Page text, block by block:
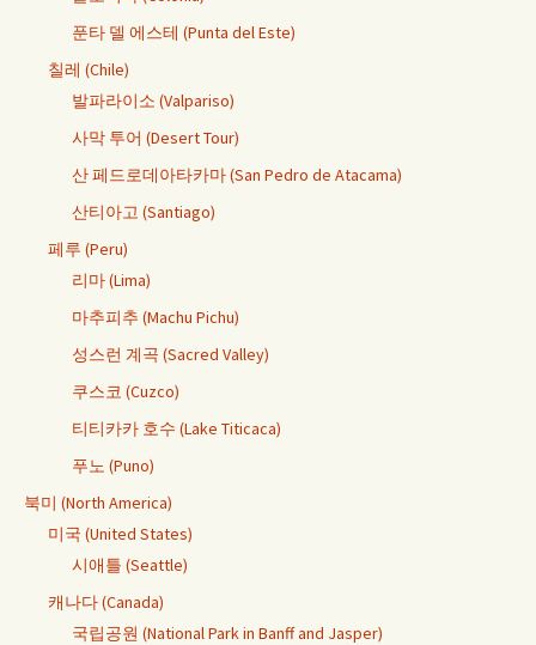
푼타 델 에스테 (Punta del Este)
칠레 (Chile)
발파라이소 (Valpariso)
사막 투어 (Desert Tour)
산 페드로데아타카마 (San Pedro de Atacama)
산티아고 (Santiago)
페루 (Peru)
리마 (Lima)
마추피추 (Machu Pichu)
성스런 계곡 (Sacred Valley)
쿠스코 (Cuzco)
티티카카 호수 (Lake Titicaca)
푸노 (Puno)
북미 (North America)
미국 (United States)
시애틀 (Seattle)
캐나다 (Canada)
국립공원 (National Park in Banff and Jasper)